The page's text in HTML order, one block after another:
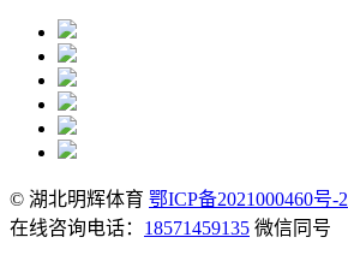
© 湖北明辉体育 鄂ICP备2021000460号-2
在线咨询电话： 18571459135 微信同号